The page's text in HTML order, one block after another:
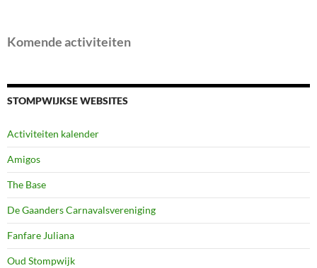
Komende activiteiten
STOMPWIJKSE WEBSITES
Activiteiten kalender
Amigos
The Base
De Gaanders Carnavalsvereniging
Fanfare Juliana
Oud Stompwijk